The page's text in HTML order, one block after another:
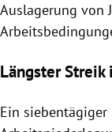
Auslagerung von
Längster Streik
Ein siebentägiger